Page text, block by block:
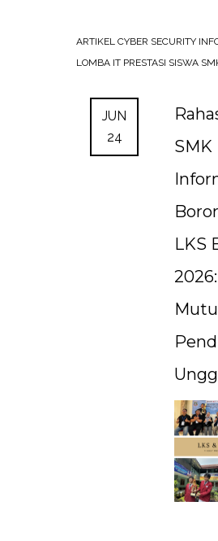
ARTIKEL CYBER SECURITY
LOMBA IT PRESTASI SISWA
JUN
24
SMK
LKS
Mutu